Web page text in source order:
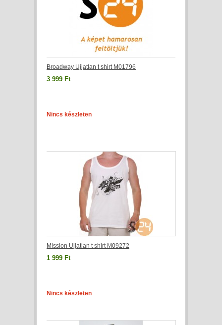
Broadway Ujjatlan t shirt M01796
3 999 Ft
Nincs készleten
Mission Ujjatlan t shirt M09272
1 999 Ft
Nincs készleten